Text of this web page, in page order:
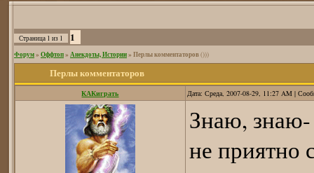
Страница 1 из 1 1
Форум» Оффтоп» Анекдоты, Истории» Перлы комментаторов()))
Перлы комментаторов
КАКиграть Дата: Среда, 2007-08-29, 11:27 AM |
Знаю, знаю-
не приятно